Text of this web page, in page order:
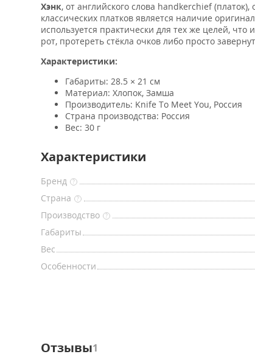
Хэнк, от английского слова handkerchief (платок),
классических платков является наличие
используется практически для тех же целей,
рот, протереть стёкла очков либо просто
Характеристики:
Габариты: 28.5 × 21 см
Материал: Хлопок, Замша
Производитель: Knife To Meet You, Россия
Страна производства: Россия
Вес: 30 г
Характеристики
Бренд ?
Страна
?
Производство
?
Габариты
Вес
Особенности
Отзывы1